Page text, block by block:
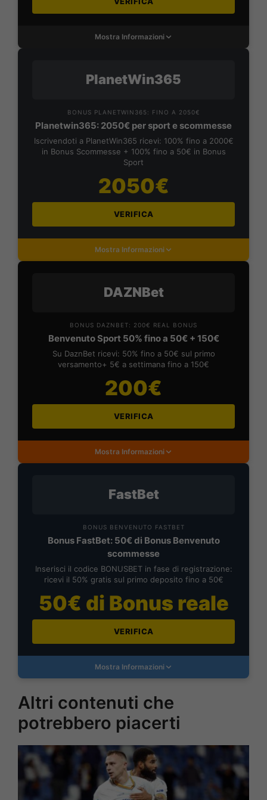
Mostra Informazioni
PlanetWin365
BONUS PLANETWIN365: FINO A 2050€
Planetwin365: 2050€ per sport e scommesse
Iscrivendoti a PlanetWin365 ricevi: 100% fino a 2000€
in Bonus Scommesse + 100% fino a 50€ in Bonus
Sport
2050€
VERIFICA
Mostra Informazioni
DAZNBet
BONUS DAZNBET: 200€ REAL BONUS
Benvenuto Sport 50% fino a 50€ + 150€
Su DaznBet ricevi: 50% fino a 50€ sul primo
versamento+ 5€ a settimana fino a 150€
200€
VERIFICA
Mostra Informazioni
FastBet
BONUS BENVENUTO FASTBET
Bonus FastBet: 50€ di Bonus Benvenuto
scommesse
Inserisci il codice BONUSBET in fase di registrazione:
ricevi il 50% gratis sul primo deposito fino a 50€
50€ di Bonus reale
VERIFICA
Mostra Informazioni
Altri contenuti che
potrebbero piacerti